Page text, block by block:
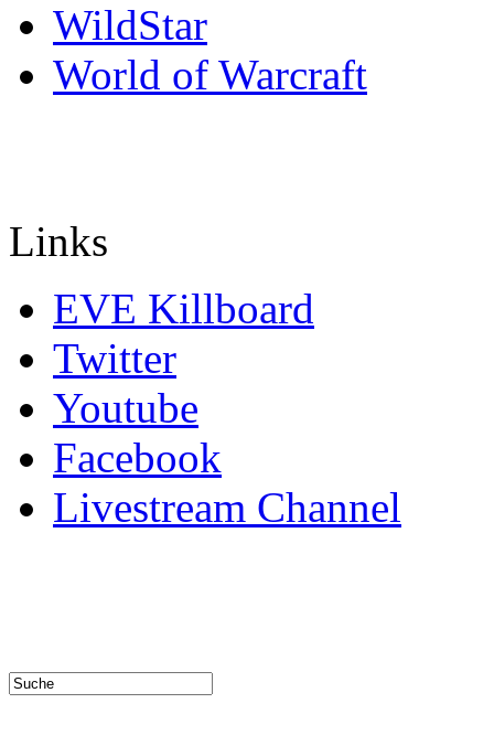
WildStar
World of Warcraft
Links
EVE Killboard
Twitter
Youtube
Facebook
Livestream Channel